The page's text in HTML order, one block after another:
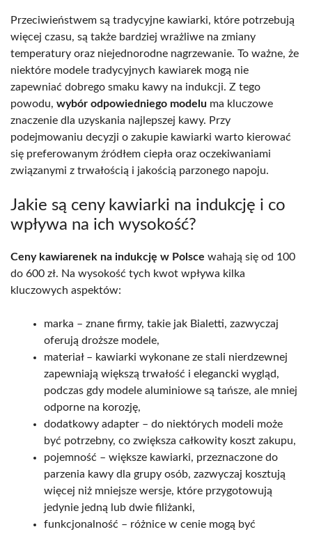
Przeciwieństwem są tradycyjne kawiarki, które potrzebują
więcej czasu, są także bardziej wrażliwe na zmiany
temperatury oraz niejednorodne nagrzewanie. To ważne, że
niektóre modele tradycyjnych kawiarek mogą nie
zapewniać dobrego smaku kawy na indukcji. Z tego
powodu, wybór odpowiedniego modelu ma kluczowe
znaczenie dla uzyskania najlepszej kawy. Przy
podejmowaniu decyzji o zakupie kawiarki warto kierować
się preferowanym źródłem ciepła oraz oczekiwaniami
związanymi z trwałością i jakością parzonego napoju.
Jakie są ceny kawiarki na indukcję i co
wpływa na ich wysokość?
Ceny kawiarenek na indukcję w Polsce wahają się od 100
do 600 zł. Na wysokość tych kwot wpływa kilka
kluczowych aspektów:
marka – znane firmy, takie jak Bialetti, zazwyczaj
oferują droższe modele,
materiał – kawiarki wykonane ze stali nierdzewnej
zapewniają większą trwałość i elegancki wygląd,
podczas gdy modele aluminiowe są tańsze, ale mniej
odporne na korozję,
dodatkowy adapter – do niektórych modeli może
być potrzebny, co zwiększa całkowity koszt zakupu,
pojemność – większe kawiarki, przeznaczone do
parzenia kawy dla grupy osób, zazwyczaj kosztują
więcej niż mniejsze wersje, które przygotowują
jedynie jedną lub dwie filiżanki,
funkcjonalność – różnice w cenie mogą być